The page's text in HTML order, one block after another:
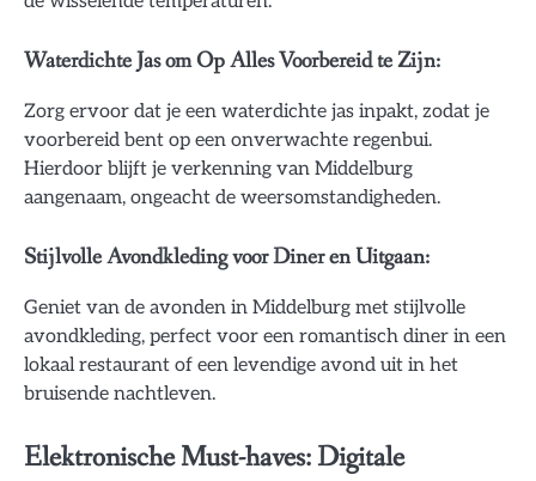
Waterdichte Jas om Op Alles Voorbereid te Zijn:
Zorg ervoor dat je een waterdichte jas inpakt, zodat je
voorbereid bent op een onverwachte regenbui.
Hierdoor blijft je verkenning van Middelburg
aangenaam, ongeacht de weersomstandigheden.
Stijlvolle Avondkleding voor Diner en Uitgaan:
Geniet van de avonden in Middelburg met stijlvolle
avondkleding, perfect voor een romantisch diner in een
lokaal restaurant of een levendige avond uit in het
bruisende nachtleven.
Elektronische Must-haves: Digitale